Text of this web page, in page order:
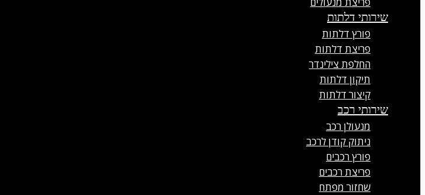
שירותי דלתות
פורץ דלתות
פריצת דלתות
החלפת צילינדר
תיקון דלתות
קיצור דלתות
שירותי רכב
מנעולן רכב
ניתוק קודן לרכב
פורץ רכבים
פריצת רכבים
שחזור מפתח